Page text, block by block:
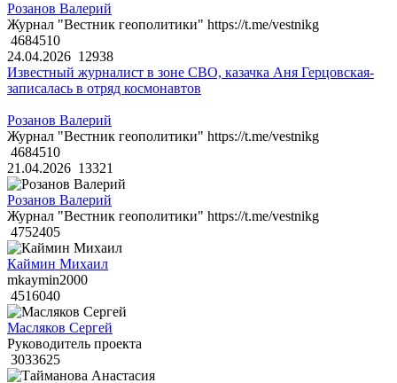
Розанов Валерий
Журнал "Вестник геополитики" https://t.me/vestnikg
4684510
24.04.2026 12938
Известный журналист в зоне СВО, казачка Аня Герцовская-
записалась в отряд космонавтов
Розанов Валерий
Журнал "Вестник геополитики" https://t.me/vestnikg
4684510
21.04.2026 13321
Розанов Валерий
Журнал "Вестник геополитики" https://t.me/vestnikg
4752405
Каймин Михаил
mkaymin2000
4516040
Масляков Сергей
Руководитель проекта
3033625